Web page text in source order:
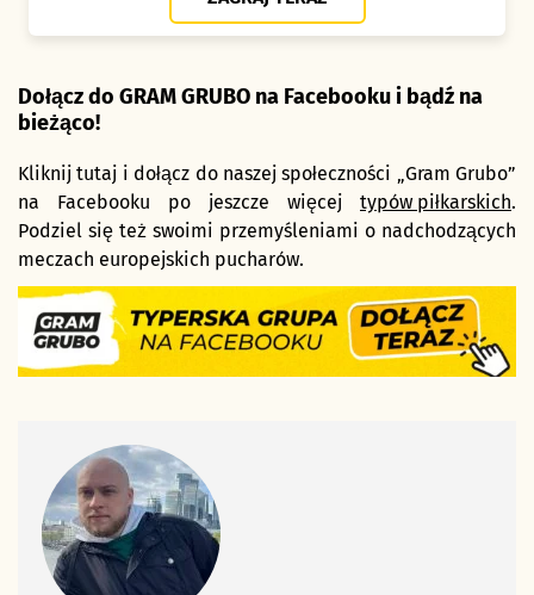
Dołącz do GRAM GRUBO na Facebooku i bądź na
bieżąco!
Kliknij tutaj i dołącz do naszej społeczności „Gram Grubo”
na Facebooku po jeszcze więcej typów piłkarskich.
Podziel się też swoimi przemyśleniami o nadchodzących
meczach europejskich pucharów.